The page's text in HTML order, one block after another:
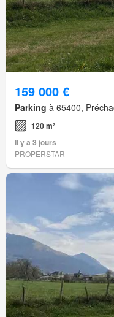
159 000 €
Parking à 65400,
120 m²
Il y a 3 jours
PROPERSTAR